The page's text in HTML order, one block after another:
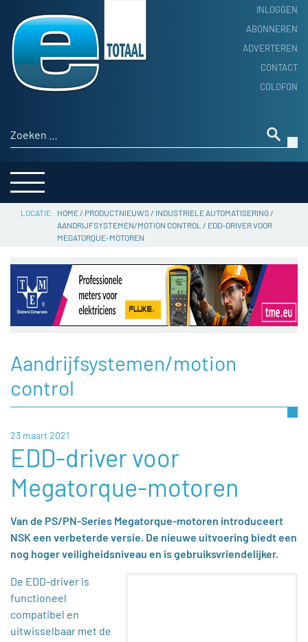
INLOGGEN
ABONNEREN
ADVERTEREN
CONTACT
COLOFON
Zoeken naar:
HOME
PRODUCTNIEUWS
ACHTERGROND
THEMA’S
SERVICE
HOME/ PRODUCTNIEUWS/ INDUSTRIELE AUTOMATISERING/
AANDRIJFSYSTEMEN/MOTION CONTROL / EDD-DRIVER VOOR
MEGATORQUE-MOTOREN
Aandrijfsystemen/motion
control
23 maart 2021
EDD-driver voor
Megatorque-motoren
Van de PS/PN-Series Megatorque-motoren introduceert
NSK een verbeterde versie. De nieuwe uitvoering biedt een
nog hoger veiligheidsniveau en is gebruiksvriendelijker.
De EDD-driver is
functioneel
compatibel en
uitwisselbaar met de